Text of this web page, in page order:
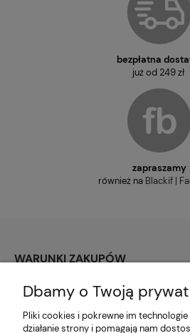
bezpłatna
już od 249 zł
zapraszamy
również na Blackif |
WARUNKI ZAKUPÓW
PŁATNOŚCI I DOSTAWA
MOJE KONTO
Dbamy o Twoją
Pliki cookies i pokrewne im
działanie strony i pomagają nam